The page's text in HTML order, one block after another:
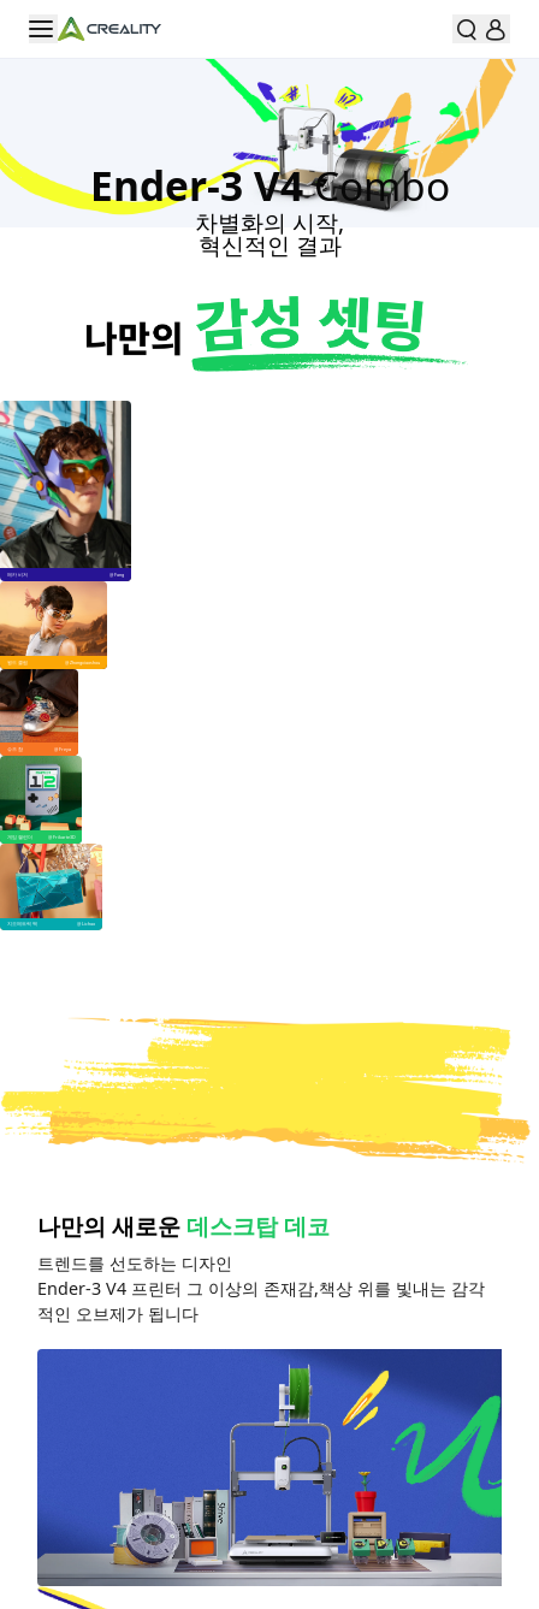
Ender-3 V4Combo
차별화의 시작,
혁신적인 결과
메카 비저 @ Fang
윙드 클립 @ Zhongxiaoshou
슈즈 참 @ Freya
게임 캘린더 @ Frikarte3D
지오메트릭 백 @ Lichao
나만의 새로운 데스크탑 데코
트렌드를 선도하는 디자인
Ender-3 V4 프린터 그 이상의 존재감,책상 위를 빛내는 감각
적인 오브제가 됩니다